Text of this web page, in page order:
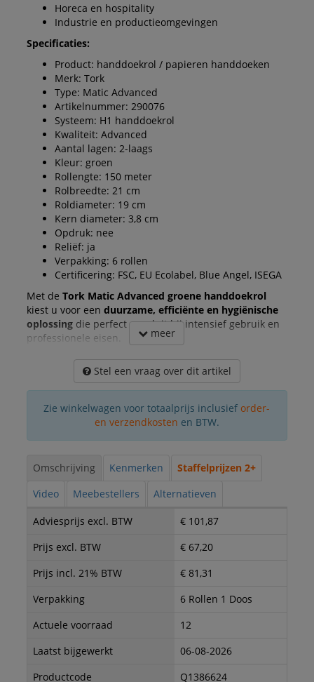
Horeca en hospitality
Industrie en productieomgevingen
Specificaties:
Product: handdoekrol / papieren handdoeken
Merk: Tork
Type: Matic Advanced
Artikelnummer: 290076
Systeem: H1 handdoekrol
Kwaliteit: Advanced
Aantal lagen: 2-laags
Kleur: groen
Rollengte: 150 meter
Rolbreedte: 21 cm
Roldiameter: 19 cm
Kern diameter: 3,8 cm
Opdruk: nee
Reliëf: ja
Verpakking: 6 rollen
Certificering: FSC, EU Ecolabel, Blue Angel, ISEGA
Met de Tork Matic Advanced groene handdoekrol
kiest u voor een duurzame, efficiënte en hygiënische
oplossingdie perfect aansluit bij intensief gebruik en
professionele eisen.
meer
Stel een vraag over dit artikel
Zie winkelwagen voor totaalprijs inclusief order-
en verzendkosten en BTW.
Omschrijving Kenmerken
Staffelprijzen 2+
Video
Meebestellers Alternatieven
Adviesprijs excl. BTW
€ 101,87
Prijs excl. BTW
€ 67,20
Prijs incl. 21% BTW
€ 81,31
Verpakking
6 Rollen 1 Doos
Actuele voorraad
12
Laatst bijgewerkt
06-08-2026
Productcode
Q1386624